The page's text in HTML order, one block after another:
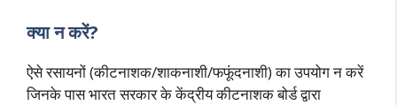
क्या न करें?
ऐसे रसायनों (कीटनाशक/शाकनाशी/फफूंदनाशी) का उपयोग न करें
जिनके पास भारत सरकार के केंद्रीय कीटनाशक बोर्ड द्वारा